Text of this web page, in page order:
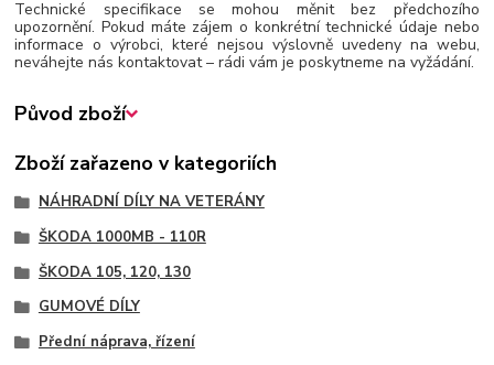
Technické specifikace se mohou měnit bez předchozího
upozornění. Pokud máte zájem o konkrétní technické údaje nebo
informace o výrobci, které nejsou výslovně uvedeny na webu,
neváhejte nás kontaktovat – rádi vám je poskytneme na vyžádání.
Původ zboží
Zboží zařazeno v kategoriích
NÁHRADNÍ DÍLY NA VETERÁNY
ŠKODA 1000MB - 110R
ŠKODA 105, 120, 130
GUMOVÉ DÍLY
Přední náprava, řízení